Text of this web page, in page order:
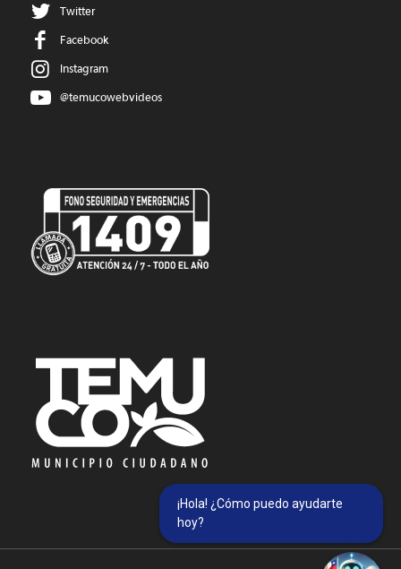
Twitter
Facebook
Instagram
@temucowebvideos
¡Hola! ¿Cómo puedo ayudarte
hoy?